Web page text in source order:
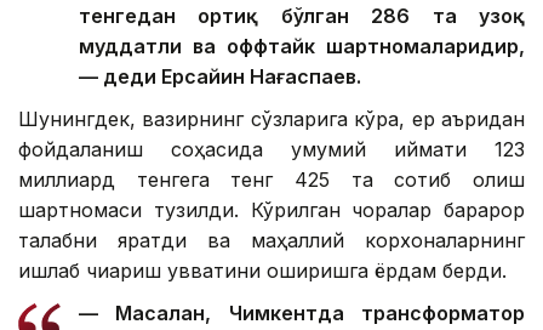
тенгедан ортиқ бўлган 286 та узоқ
муддатли ва оффтайк шартномаларидир,
— деди Ерсайин Нағаспаев.
Шунингдек, вазирнинг сўзларига кўра, ер қаъридан
фойдаланиш соҳасида умумий қиймати 123
миллиард тенгега тенг 425 та сотиб олиш
шартномаси тузилди. Кўрилган чоралар барқарор
талабни яратди ва маҳаллий корхоналарнинг
ишлаб чиқариш қувватини оширишга ёрдам берди.
— Масалан, Чимкентда трансформатор